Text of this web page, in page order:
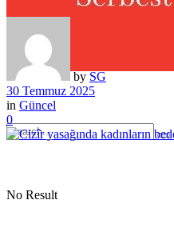
No Result
by SG
30 Temmuz 2025
in Güncel
0